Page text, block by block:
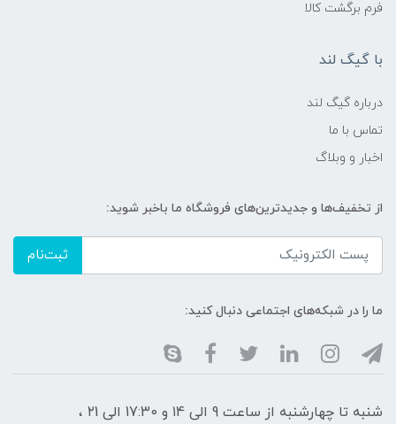
فرم برگشت کالا
با گیگ لند
درباره گیگ لند
تماس با ما
اخبار و وبلاگ
از تخفیف‌ها و جدیدترین‌های فروشگاه ما باخبر شوید:
ثبت‌نام
ما را در شبکه‌های اجتماعی دنبال کنید:
شنبه تا چهارشنبه از ساعت 9 الی ۱4 و 17:30 الی ۲1 ،